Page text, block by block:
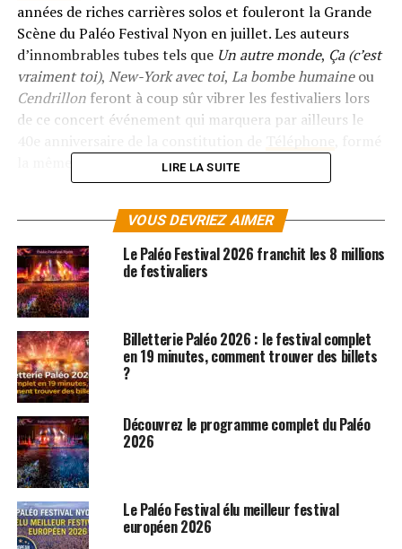
années de riches carrières solos et fouleront la Grande
Scène du Paléo Festival Nyon en juillet. Les auteurs
d’innombrables tubes tels que Un autre monde, Ça (c’est
vraiment toi), New-York avec toi, La bombe humaineou
Cendrillonferont à coup sûr vibrer les festivaliers lors
de ce concert événement qui marquera par ailleurs le
la même année qu’un certain… Paléo Festival.
tiendra du 19 au 24 juillet 2016 et accueillera un Village
du Monde aux couleurs celtiques. La programmation
complète sera dévoilée le mardi 12 avril et la billetterie
ouvrira le mercredi 20 avril 2016 à midi.
SUJETS ASSOCIÉS: LES INSUS PALÉO FESTIVAL
ROCK
TELEPHONE
LIRE LA SUITE
VOUS DEVRIEZ AIMER
Le Paléo Festival 2026 franchit les 8 millions
de festivaliers
Billetterie Paléo 2026 : le festival complet
en 19 minutes, comment trouver des billets
?
Découvrez le programme complet du Paléo
2026
Le Paléo Festival élu meilleur festival
européen 2026